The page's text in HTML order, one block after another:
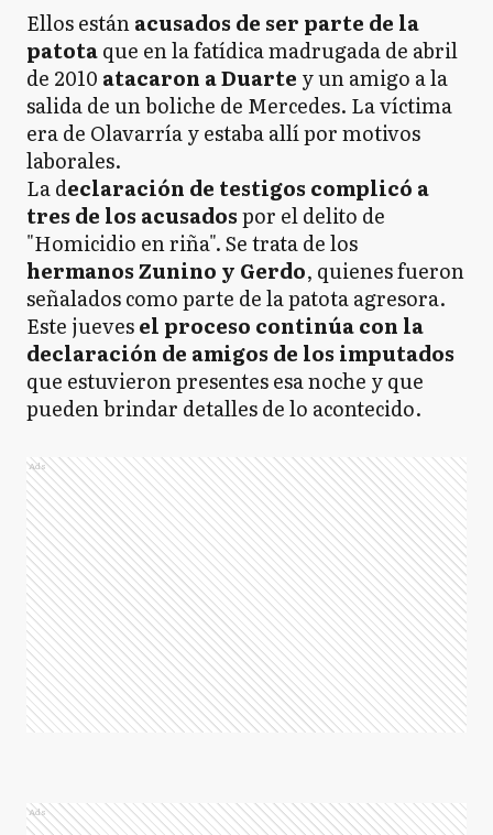
Ellos estánacusados de ser parte de la
patotaque en la fatídica madrugada de abril
de 2010 atacaron a Duarte y un amigo a la
salida de un boliche de Mercedes. La víctima
era de Olavarría y estaba allí por motivos
laborales.
La declaración de testigos complicó a
tres de los acusadospor el delito de
"Homicidio en riña". Se trata de los
hermanos Zunino y Gerdo, quienes fueron
señalados como parte de la patota agresora.
Este juevesel proceso continúa con la
declaración de amigos de los imputados
que estuvieron presentes esa noche y que
pueden brindar detalles de lo acontecido.
Ads
Ads